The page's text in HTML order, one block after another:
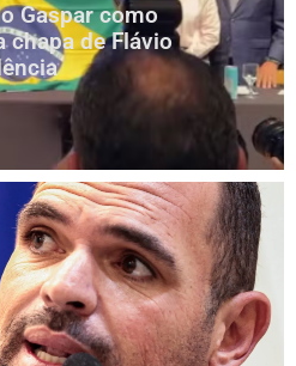
Gaspar como
chapa de Flávio